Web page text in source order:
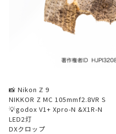
📸 Nikon ℤ 9
NIKKOR Z MC 105mmf2.8VR S
💡godox V1+ Xpro-N &X1R-N
LED2灯
DXクロップ